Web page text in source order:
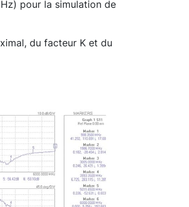
pour la simulation de
du facteur K et du